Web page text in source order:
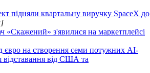
підняли квартальну виручку SpaceX до
«Скажений» з'явилися на маркетплейсі
євро на створення семи потужних AI-
відставання від США та